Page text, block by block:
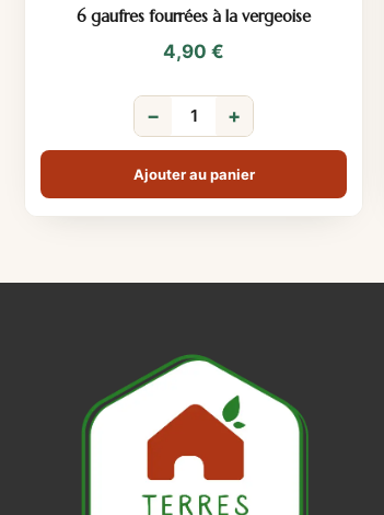
6 gaufres fourrées à la vergeoise
4,90 €
− +
Ajouter au panier